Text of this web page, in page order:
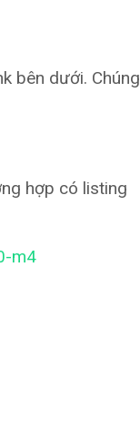
bên dưới. Chúng
hợp có listing
m4